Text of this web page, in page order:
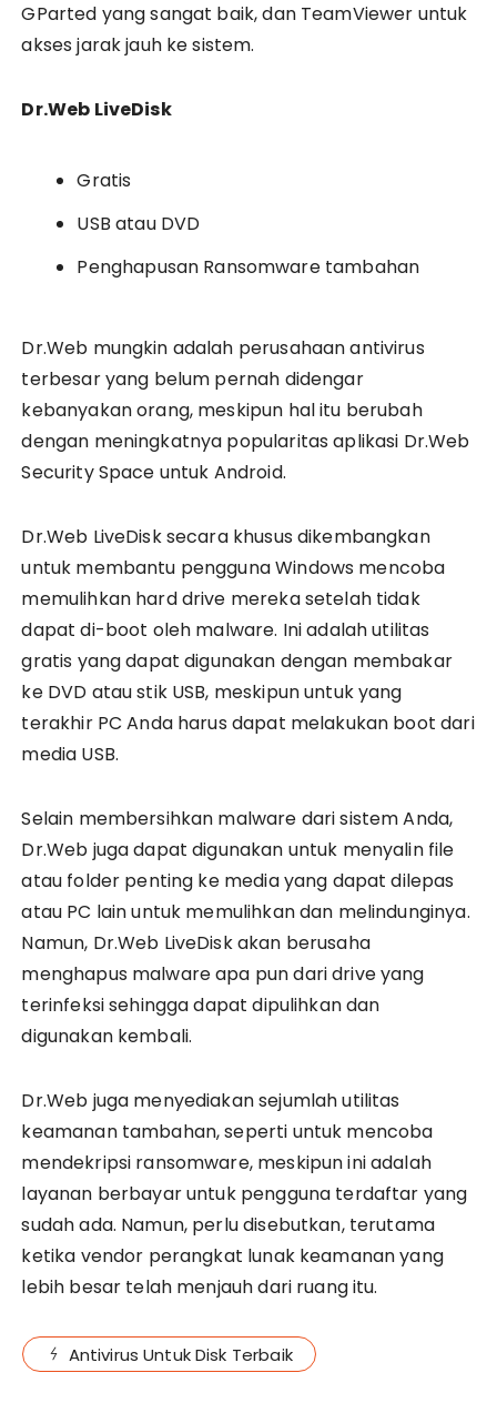
GParted yang sangat baik, dan TeamViewer untuk
akses jarak jauh ke sistem.
Dr.Web LiveDisk
Gratis
USB atau DVD
Penghapusan Ransomware tambahan
Dr.Web mungkin adalah perusahaan antivirus
terbesar yang belum pernah didengar
kebanyakan orang, meskipun hal itu berubah
dengan meningkatnya popularitas aplikasi Dr.Web
Security Space untuk Android.
Dr.Web LiveDisk secara khusus dikembangkan
untuk membantu pengguna Windows mencoba
memulihkan hard drive mereka setelah tidak
dapat di-boot oleh malware. Ini adalah utilitas
gratis yang dapat digunakan dengan membakar
ke DVD atau stik USB, meskipun untuk yang
terakhir PC Anda harus dapat melakukan boot dari
media USB.
Selain membersihkan malware dari sistem Anda,
Dr.Web juga dapat digunakan untuk menyalin file
atau folder penting ke media yang dapat dilepas
atau PC lain untuk memulihkan dan melindunginya.
Namun, Dr.Web LiveDisk akan berusaha
menghapus malware apa pun dari drive yang
terinfeksi sehingga dapat dipulihkan dan
digunakan kembali.
Dr.Web juga menyediakan sejumlah utilitas
keamanan tambahan, seperti untuk mencoba
mendekripsi ransomware, meskipun ini adalah
layanan berbayar untuk pengguna terdaftar yang
sudah ada. Namun, perlu disebutkan, terutama
ketika vendor perangkat lunak keamanan yang
lebih besar telah menjauh dari ruang itu.
Antivirus Untuk Disk Terbaik